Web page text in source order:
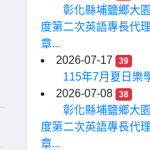
彰化縣埔鹽鄉大
度第二次英語專長代
章...
2026-07-17
39
115年7月夏日樂
2026-07-08
38
彰化縣埔鹽鄉大
度第二次英語專長代
章...